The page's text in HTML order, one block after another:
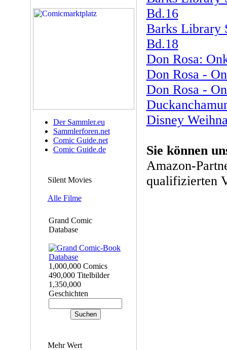
Der Sammler.eu
Sammlerforen.net
Comic Guide.net
Comic Guide.de
Silent Movies
Alle Filme
Grand Comic
Database
1,000,000 Comics
490,000 Titelbilder
1,350,000
Geschichten
Mehr Wert
Bd.16
Barks Library
Bd.18
Don Rosa:
Don Rosa -
Don Rosa -
Disney
Sie können
Amazon-
qualifizierten